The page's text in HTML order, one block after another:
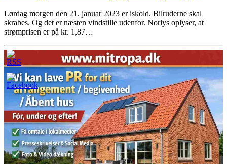
Lørdag morgen den 21. januar 2023 er iskold. Bilruderne skal
skrabes. Og det er næsten vindstille udenfor. Norlys oplyser, at
strømprisen er på kr. 1,87…